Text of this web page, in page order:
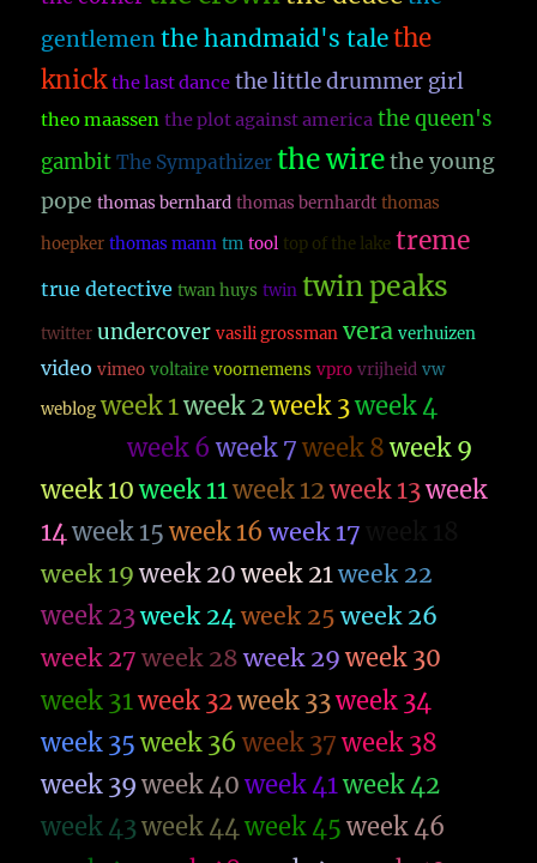
gentlemen the handmaid's talethe
knick the last dance the little drummer girl
theo maassen the plot against america the queen's
gambit The Sympathizer the wire the young
pope thomas bernhard thomas bernhardt thomas
hoepker thomas mann tm tool top of the lake treme
true detective twan huys twin twin peaks
twitter undercover vasili grossman vera verhuizen
video vimeo voltaire voornemens vpro vrijheid vw
weblog week 1week 2week 3week 4
week 6 week 7 week 8 week 9
week 10 week 11week 12week 13week
14week 15 week 16 week 17
week 19 week 20 week 21week 22
week 23week 24week 25 week 26
week 27 week 28 week 29 week 30
week 31week 32week 33week 34
week 35 week 36 week 37 week 38
week 39 week 40 week 41week 42
week 43week 44week 45 week 46